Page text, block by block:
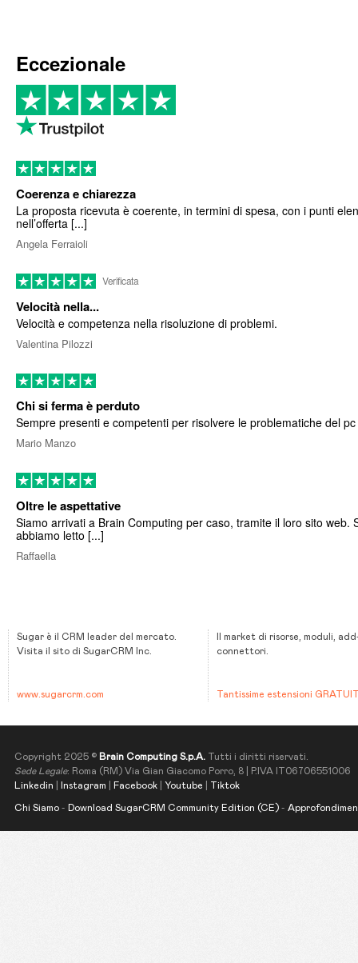
Eccezionale
Coerenza e chiarezza
La proposta ricevuta è coerente, in termini di spesa, con i punti
nell’offerta [...]
Angela Ferraioli
Verificata
Velocità nella...
Velocità e competenza nella risoluzione di problemi.
Valentina Pilozzi
Chi si ferma è perduto
Sempre presenti e competenti per risolvere le problematiche del pc
Mario Manzo
Oltre le aspettative
Siamo arrivati a Brain Computing per caso, tramite il loro sito web.
abbiamo letto [...]
Raffaella
Sugar è il CRM leader del mercato.
Visita il sito di SugarCRM Inc.
www.sugarcrm.com
Il market di risorse, moduli,
connettori.
Tantissime estensioni
Copyright 2025 © Brain Computing S.p.A. Tutti i diritti riservati.
Sede Legale: Roma (RM) Via Gian Giacomo Porro, 8 | P.IVA IT06706551006
Linkedin
Instagram Facebook Youtube Tiktok
Chi Siamo - Download SugarCRM Community Edition (CE) -